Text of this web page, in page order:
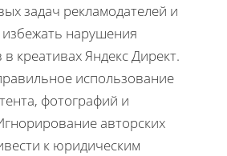
задач рекламодателей и
избежать нарушения
креативах Яндекс Директ.
использование
фотографий и
авторских
к юридическим